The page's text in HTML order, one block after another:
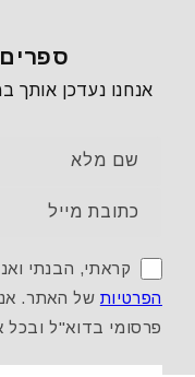
אנחנו נעדכן אותך
שם מלא
כתובת מייל
קראתי, הבנתי
הפרטיות של האתר.
פרסומי בדוא"ל